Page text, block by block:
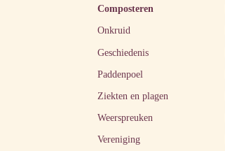
Composteren
Onkruid
Geschiedenis
Paddenpoel
Ziekten en plagen
Weerspreuken
Vereniging